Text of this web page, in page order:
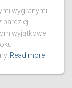
wygranymi
bardziej
wyjątkowe
Read more